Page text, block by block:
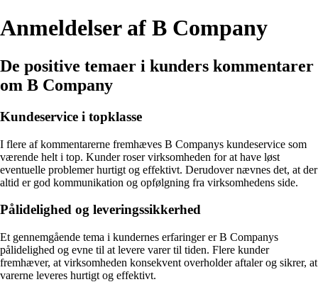
Anmeldelser af B Company
De positive temaer i kunders kommentarer
om B Company
Kundeservice i topklasse
I flere af kommentarerne fremhæves B Companys kundeservice som
værende helt i top. Kunder roser virksomheden for at have løst
eventuelle problemer hurtigt og effektivt. Derudover nævnes det, at der
altid er god kommunikation og opfølgning fra virksomhedens side.
Pålidelighed og leveringssikkerhed
Et gennemgående tema i kundernes erfaringer er B Companys
pålidelighed og evne til at levere varer til tiden. Flere kunder
fremhæver, at virksomheden konsekvent overholder aftaler og sikrer, at
varerne leveres hurtigt og effektivt.